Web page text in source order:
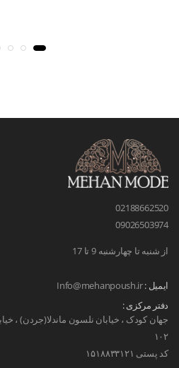
02188662520
09026503974
از شنبه تا چهارشنبه 9 تا 17
ایمیل :Info@mehanpoush.ir
دفتر مرکزی :
۱۰۲
کد پستی ۱۵۱۸۸۳۳۱۲۱